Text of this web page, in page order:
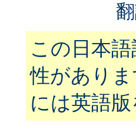
この日本
性があり
には英語